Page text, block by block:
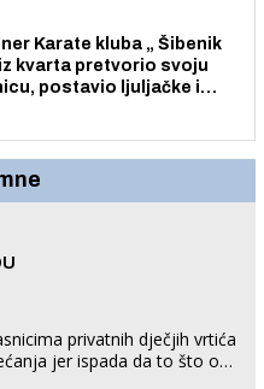
Karate kluba „ Šibenik
kvarta pretvorio svoju
postavio ljuljačke i
privatnih dječjih vrtića
jer ispada da to što oni